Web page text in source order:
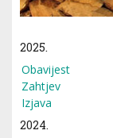
2025.
Obavijest
Zahtjev
Izjava
2024.